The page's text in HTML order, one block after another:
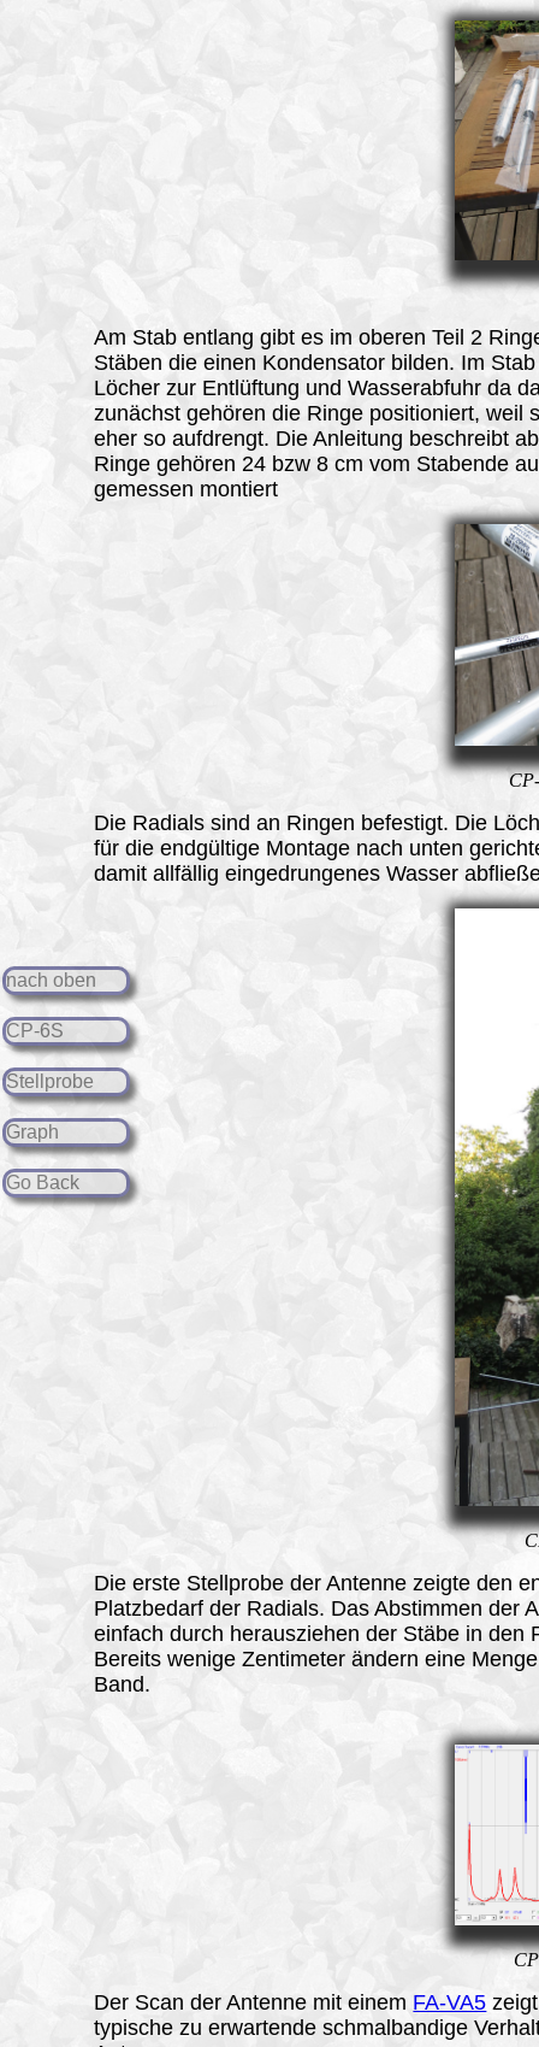
nach oben
CP-6S
Stellprobe
Graph
Go Back
Am Stab entlang gibt es im oberen Teil 2
Stäben die einen Kondensator bilden. Im
Löcher zur Entlüftung und Wasserabfuhr da
zunächst gehören die Ringe positioniert, weil
eher so aufdrengt. Die Anleitung beschreibt
Ringe gehören 24 bzw 8 cm vom Stabende
gemessen montiert
Die Radials sind an Ringen befestigt. Die
für die endgültige Montage nach unten
damit allfällig eingedrungenes Wasser
Die erste Stellprobeder Antenne zeigte den
Platzbedarf der Radials. Das Abstimmen der
einfach durch herausziehen der Stäbe in den
Bereits wenige Zentimeter ändern eine
Band.
Der Scan der Antenne mit einem FA-VA5
typische zu erwartende schmalbandige